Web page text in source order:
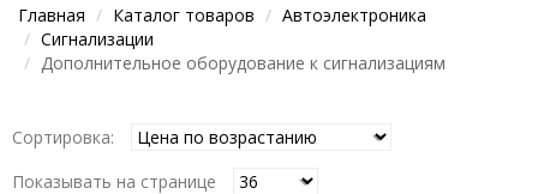
Главная Каталог товаров
Автоэлектроника
Сигнализации
Дополнительное оборудование к сигнализациям
Сортировка:
Показывать на странице